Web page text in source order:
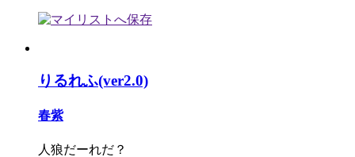
りるれふ(ver2.0)
春紫
人狼だーれだ？